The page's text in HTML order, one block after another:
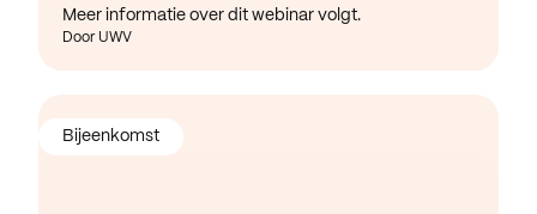
Meer informatie over dit webinar volgt.
Door UWV
Bijeenkomst